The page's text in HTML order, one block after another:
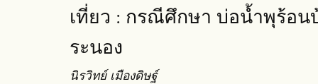
เที่ยว : กรณีศึกษา บ่อนํ้าพุร้อน
ระนอง
นิรวิทย์ เมืองดิษฐ์